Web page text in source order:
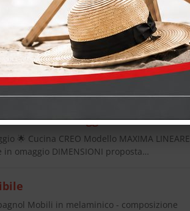
modello TABLET – Perfetto abbinamento
per chi desidera coordinare…
e design Made in Italy Il Living Spagnol
per offrire…
omaggio
🌟 Cucina CREO Modello MAXIMA LINEARE
omaggio DIMENSIONI proposta…
Mobili in melaminico - composizione